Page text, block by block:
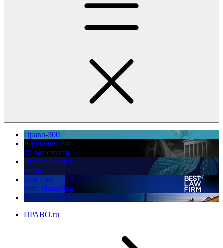
Право-300
Юррынок РФ:
35 лет спустя
Экологическое
право
Best Law
Firm Marketing
ПМЮФ 2026
ПРАВО.ru